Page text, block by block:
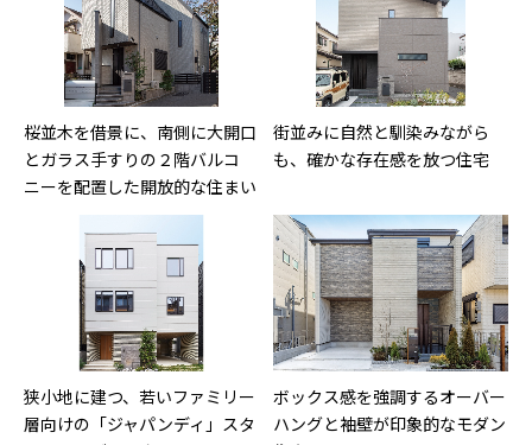
桜並木を借景に、南側に大開口
とガラス手すりの２階バルコ
ニーを配置した開放的な住まい
街並みに自然と馴染みながら
も、確かな存在感を放つ住宅
狭小地に建つ、若いファミリー
層向けの「ジャパンディ」スタ
ボックス感を強調するオーバー
ハングと袖壁が印象的なモダン